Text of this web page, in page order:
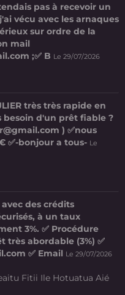
pas à recevoir un
vécu avec les arnaques
sur ordre de la
mail
;✅ B Le 29/07/2026
très très rapide en
besoin d'un prêt fiable ?
) ✅nous
✅-bonjour a tous- Le
des crédits
à un taux
3%. ✅ Procédure
très abordable (3%) ✅
✅ Email Le 29/07/2026
Fitii Ile Hotuatua Aié